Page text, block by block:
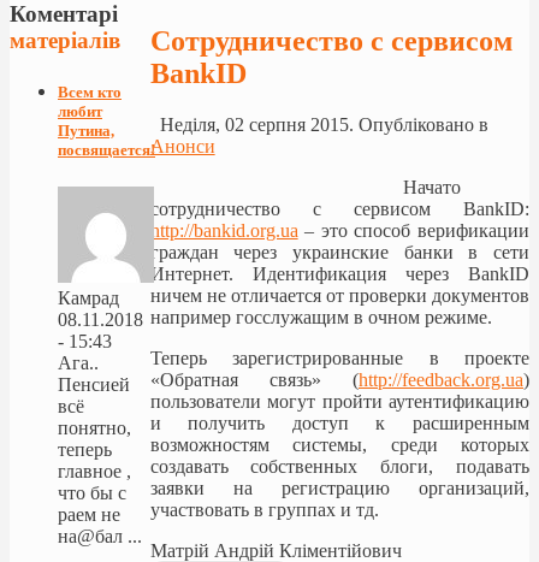
Сотрудничество с сервисом
BankID
Неділя, 02 серпня 2015. Опубліковано в
Анонси
Начато
сотрудничество с сервисом BankID:
http://bankid.org.ua – это способ верификации
граждан через украинские банки в сети
Интернет. Идентификация через BankID
ничем не отличается от проверки документов
например госслужащим в очном режиме.
Теперь зарегистрированные в проекте
«Обратная связь» (http://feedback.org.ua)
пользователи могут пройти аутентификацию
и получить доступ к расширенным
возможностям системы, среди которых
создавать собственных блоги, подавать
заявки на регистрацию организаций,
участвовать в группах и тд.
Матрій Андрій Кліментійович
Коментарі
матеріалів
Всем кто
любит
Путина,
посвящается!
Камрад
08.11.2018
- 15:43
Ага..
Пенсией
всё
понятно,
теперь
главное ,
что бы с
раем не
на@бал ...